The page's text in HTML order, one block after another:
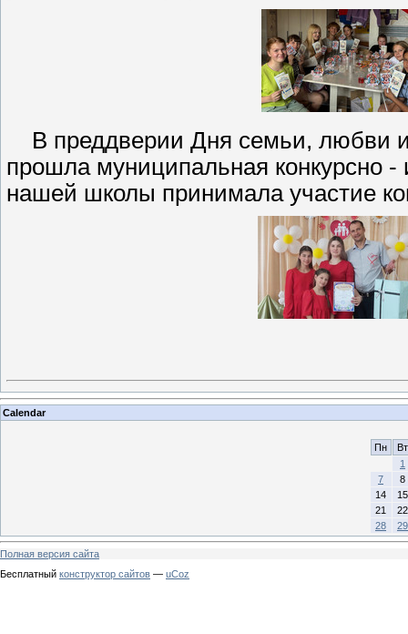
В преддверии Дня семьи, любви и
прошла муниципальная конкурсно
нашей школы принимала участие
Calendar
Пн
Вт
1
7
8
14
15
21
22
28
29
Полная версия сайта
Бесплатный конструктор сайтов — uCoz